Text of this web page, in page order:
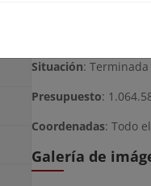
Situación:
Presupuesto:
Coordenadas: Todo
Galería de